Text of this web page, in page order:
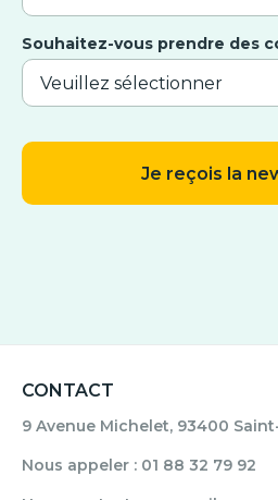
Souhaitez-vous prendre des
CONTACT
9 Avenue Michelet, 93400
Nous appeler : 01 88 32 79 92